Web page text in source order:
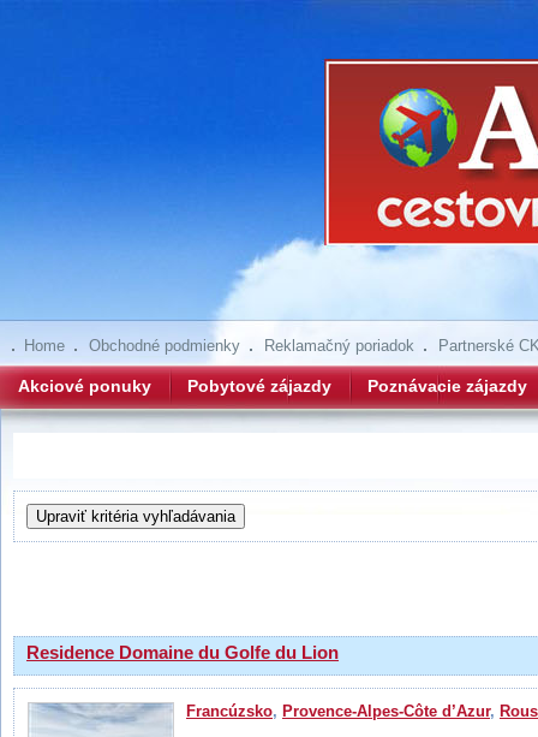
Home Obchodné podmienky Reklamačný poriadok Partnerské
Akciové ponuky Pobytové zájazdy Poznávacie zájazdy
Residence Domaine du Golfe du Lion
Francúzsko, Provence-Alpes-Côte d’Azur,